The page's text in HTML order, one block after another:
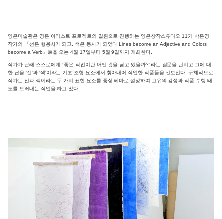
영은미술관은 영은 아티스트 프로젝트의 일환으로 진행하는 영은창작스튜디오 11기 박은영
작가의 『선은 형용사가 되고, 색은 동사가 되었다 Lines become an Adjective and Colors
become a Verb』展을 오는 4월 17일부터 5월 9일까지 개최한다.
작가가 근래 스스로에게 "좋은 작업이란 어떤 것을 담고 있을까?"라는 질문을 던지고 그에 대
한 답을 '선'과 '색'이라는 기초 조형 요소에서 찾아내어 작업한 작품들을 선보인다. 구체적으로
작가는 선과 색이라는 두 가지 표현 요소를 중심 테마로 설정하여 고유의 감성과 작품 수행 태
도를 드러내는 작업을 하고 있다.